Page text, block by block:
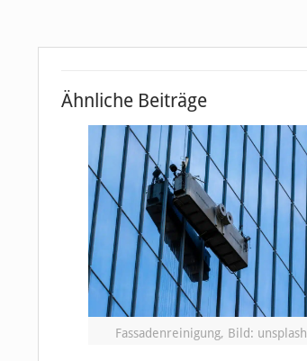
Ähnliche Beiträge
Fassadenreinigung, Bild: unsplash